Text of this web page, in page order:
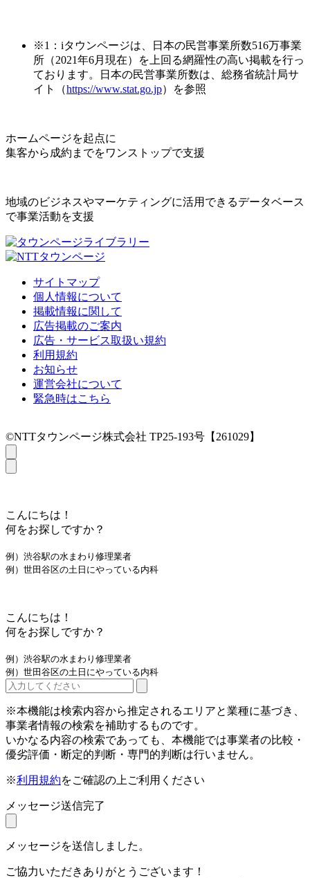
※1：iタウンページは、日本の民営事業所数516万事業
所（2021年6月現在）を上回る網羅性の高い掲載を行っ
ております。日本の民営事業所数は、総務省統計局サ
イト（https://www.stat.go.jp）を参照
ホームページを起点に
集客から成約までをワンストップで支援
地域のビジネスやマーケティングに活用できるデータベース
で事業活動を支援
サイトマップ
個人情報について
掲載情報に関して
広告掲載のご案内
広告・サービス取扱い規約
利用規約
お知らせ
運営会社について
緊急時はこちら
©NTTタウンページ株式会社 TP25-193号【261029】
こんにちは！
何をお探しですか？
例）渋谷駅の水まわり修理業者
例）世田谷区の土日にやっている内科
こんにちは！
何をお探しですか？
例）渋谷駅の水まわり修理業者
例）世田谷区の土日にやっている内科
※本機能は検索内容から推定されるエリアと業種に基づき、
事業者情報の検索を補助するものです。
いかなる内容の検索であっても、本機能では事業者の比較・
優劣評価・断定的判断・専門的判断は行いません。
※利用規約をご確認の上ご利用ください
メッセージ送信完了
メッセージを送信しました。
ご協力いただきありがとうございます！